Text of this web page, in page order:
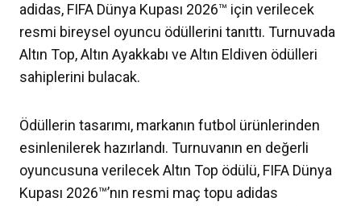
adidas, FIFA Dünya Kupası 2026™ için verilecek
resmi bireysel oyuncu ödüllerini tanıttı. Turnuvada
Altın Top, Altın Ayakkabı ve Altın Eldiven ödülleri
sahiplerini bulacak.
Ödüllerin tasarımı, markanın futbol ürünlerinden
esinlenilerek hazırlandı. Turnuvanın en değerli
oyuncusuna verilecek Altın Top ödülü, FIFA Dünya
Kupası 2026™’nın resmi maç topu adidas